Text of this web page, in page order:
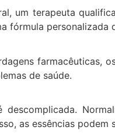
um terapeuta
fórmula
farmacêuticas,
de saúde.
as essências